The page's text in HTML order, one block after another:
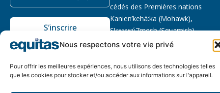
Nous respectons votre vie privé
Pour offrir les meilleures expériences, nous utilisons des technologies telles
que les cookies pour stocker et/ou accéder aux informations sur l'appareil.
S’inscrire
cédés des Premières nations
Kanien’kehá:ka (Mohawk),
Sḵwx̱wú7mesh (Squamish),
səl̓ilwətaɁɬ (Tsleil Waututh) et
Lire la suite